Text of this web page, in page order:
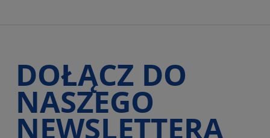
DOŁĄCZ DO
NASZEGO
NEWSLETTERA